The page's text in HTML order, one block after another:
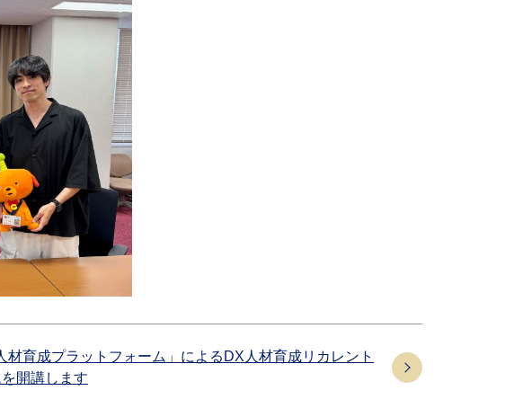
材育成プラットフォーム」によるDX人材育成リカレント
開講します